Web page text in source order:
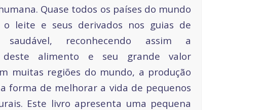
Quase todos os países do mundo
leite e seus derivados nos guias de
saudável, reconhecendo assim a
deste alimento e seu grande valor
muitas regiões do mundo, a produção
forma de melhorar a vida de pequenos
Este livro apresenta uma pequena